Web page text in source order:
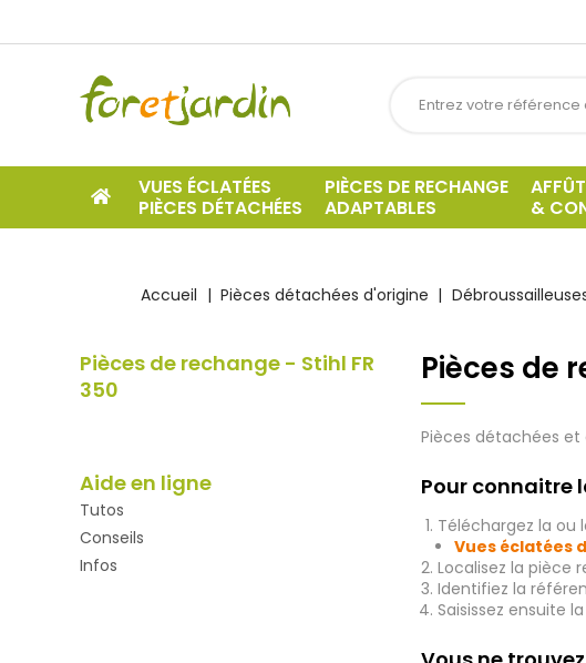
VUES ÉCLATÉES
PIÈCES DÉTACHÉES
PIÈCES DE RECHANGE
ADAPTABLES
&
Accueil Pièces détachées d'origine
Pièces de rechange - Stihl FR
350
Aide en ligne
Tutos
Conseils
Infos
Pièces de
Pièces détachées et
Pour connaitre
Téléchargez la ou
Vues éclatées
Localisez la pièce
Identifiez la
Saisissez ensuite